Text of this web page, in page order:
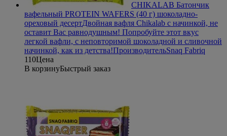
CHIKALAB Батончик
вафельный PROTEIN WAFERS (40 г) шоколадно-
ореховый десертДвойная вафля Chikalab с начинкой, не
оставит Вас равнодушным! Попробуйте этот вкус
легкой вафли, с неповторимой шоколадной и сливочной
начинкой, как из детства!ПроизводительSnaq Fabriq
110Цена
В корзинуБыстрый заказ